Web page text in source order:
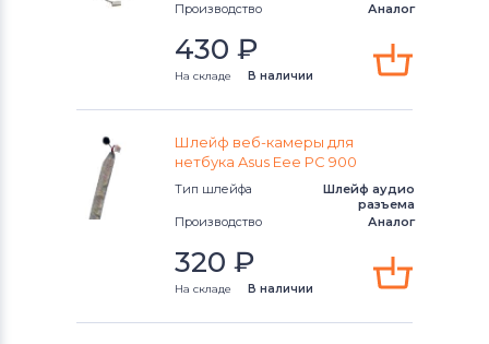
Производство
Аналог
430 ₽
На складе В наличии
Шлейф веб-камеры для
нетбука Asus Eee PC 900
Тип шлейфа
Шлейф аудио
разъема
Производство
Аналог
320 ₽
На складе В наличии